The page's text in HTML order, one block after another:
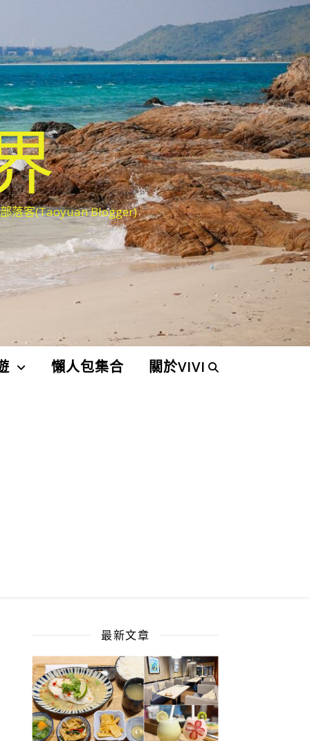
落客(Taoyuan Blogger)
懶人包集合 關於VIVI
最新文章